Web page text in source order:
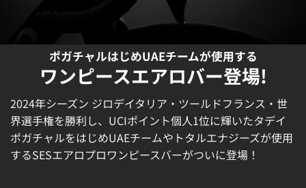
ポガチャルはじめUAEチームが使用する
ワンピースエアロバー登場!
2024年シーズン ジロデイタリア・ツールドフランス・世
界選手権を勝利し、UCIポイント個人1位に輝いたタデイ
ポガチャルをはじめUAEチームやトタルエナジーズが使用
するSESエアロプロワンピースバーがついに登場！